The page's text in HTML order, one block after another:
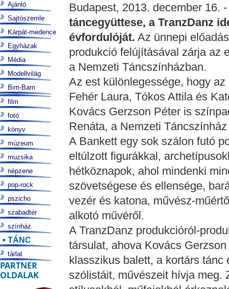
Budapest, 2013. december 16.
táncegyüttese, a TranzDanz
évfordulóját. Az ünnepi
produkció felújításával zárja az
a Nemzeti Táncszínházban.
Az est különlegessége, hogy
Fehér Laura, Tókos Attila és
Kovács Gerzson Péter is
Renáta, a Nemzeti
A Bankett egy sok szálon futó
eltúlzott figurákkal,
hétköznapok, ahol mindenki
szövetségese és ellensége,
vezér és katona, művész-
alkotó művéről.
A TranzDanz produkcióról-
társulat, ahova Kovács
klasszikus balett, a kortárs
szólistáit, művészeit hívja meg.
Ajánló
Sajtószemle
Kárpát-medence
Egyházak
Média
Modellvilág
Bim-Bam
film
fotó
könyv
múzeum
muzsika
népzene
pop-rock
pszicho
szabadtér
színház
TÁNC
tárlat
PARTNER
OLDALAK